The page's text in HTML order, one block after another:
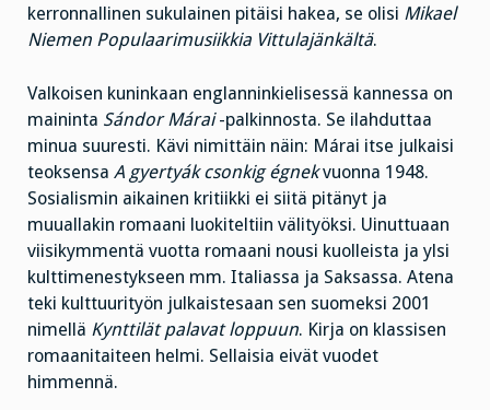
kerronnallinen sukulainen pitäisi hakea, se olisi Mikael
Niemen Populaarimusiikkia Vittulajänkältä.
Valkoisen kuninkaan englanninkielisessä kannessa on
maininta Sándor Márai-palkinnosta. Se ilahduttaa
minua suuresti. Kävi nimittäin näin: Márai itse julkaisi
teoksensa A gyertyák csonkig égnekvuonna 1948.
Sosialismin aikainen kritiikki ei siitä pitänyt ja
muuallakin romaani luokiteltiin välityöksi. Uinuttuaan
viisikymmentä vuotta romaani nousi kuolleista ja ylsi
kulttimenestykseen mm. Italiassa ja Saksassa. Atena
teki kulttuurityön julkaistesaan sen suomeksi 2001
nimellä Kynttilät palavat loppuun. Kirja on klassisen
romaanitaiteen helmi. Sellaisia eivät vuodet
himmennä.